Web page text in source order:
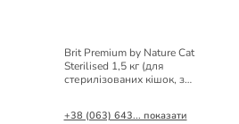
Brit Premium by Nature Cat
Sterilised 1,5 кг (для
стерилізованих кішок, з
+38 (063) 643... показати